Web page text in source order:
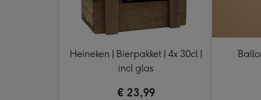
Heineken | Bierpakket | 4x 30cl |
incl glas
€ 23,99